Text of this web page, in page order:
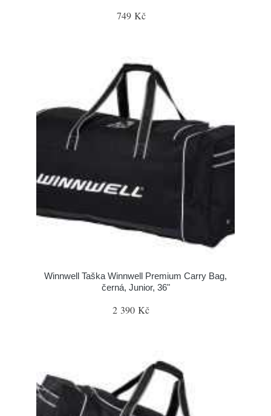
749 Kč
Winnwell Taška Winnwell Premium Carry Bag,
černá, Junior, 36"
2 390 Kč